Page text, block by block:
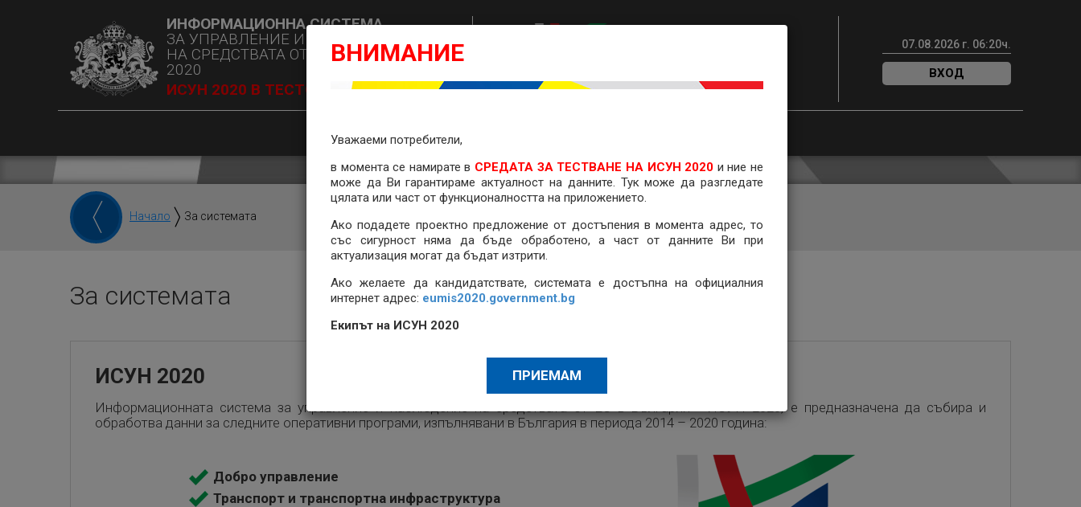
ВНИМАНИЕ
Уважаеми потребители,
в момента се намиратев СРЕДАТА ЗА ТЕСТВАНЕ НА ИСУН 2020 и ние не
може да Ви гарантираме актуалност на данните. Тук може да разгледате
цялата или част от функционалността на приложението.
Ако подадете проектно предложение от достъпения в момента адрес, то
със сигурност няма да бъде обработено, а част от данните Ви при
актуализация могат да бъдат изтрити.
Ако желаете да кандидатствате, системата е достъпна на официалния
интернет адрес: eumis2020.government.bg
Екипът на ИСУН 2020
ПРИЕМАМ
ИНФОРМАЦИОННА СИСТЕМА
ЗА УПРАВЛЕНИЕ И НАБЛЮДЕНИЕ
НА СРЕДСТВАТА ОТ ЕС В БЪЛГАРИЯ
2020
ИСУН 2020 В ТЕСТОВА СРЕДА
07.08.2026 г. 06:20ч.
ВХОД
НАЧАЛО
Начало За системата
За системата
ИСУН 2020
Информационната система за управление и наблюдение на средствата от ЕС в България - ИСУН 2020, е предназначена да събира и
обработва данни за следните оперативни програми, изпълнявани в България в периода 2014 – 2020 година:
Добро управление
Транспорт и транспортна инфраструктура